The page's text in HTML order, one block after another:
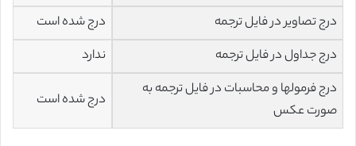
درج تصاویر در فایل ترجمه
درج شده است
درج جداول در فایل ترجمه
ندارد
درج فرمولها و محاسبات در فایل ترجمه به
صورت عکس
درج شده است